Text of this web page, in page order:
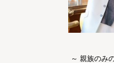
～ 親族のみ